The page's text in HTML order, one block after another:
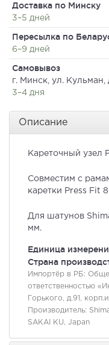
Доставка по Минску
3–5 дней
Пересылка по
6–9 дней
Самовывоз
г. Минск, ул. Кульман,
3–4 дня
Описание
Кареточный узел
Совместим с
каретки Press Fit
Для шатунов
мм.
Единица
Страна
Импортёр в РБ:
ответственностью
Горького, д.91,
Производитель:
SAKAI KU, Japan